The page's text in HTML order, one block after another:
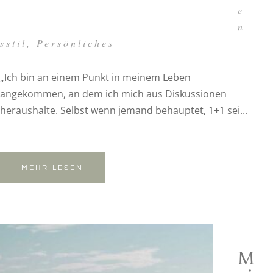
e
n
sstil, Persönliches
„Ich bin an einem Punkt in meinem Leben
angekommen, an dem ich mich aus Diskussionen
heraushalte. Selbst wenn jemand behauptet, 1+1 sei...
MEHR LESEN
M